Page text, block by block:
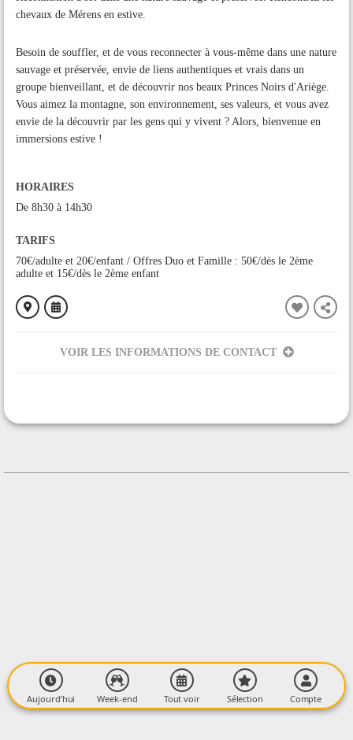
chevaux de Mérens en estive.
Besoin de souffler, et de vous reconnecter à vous-même dans une nature
sauvage et préservée, envie de liens authentiques et vrais dans un
groupe bienveillant, et de découvrir nos beaux Princes Noirs d'Ariège.
Vous aimez la montagne, son environnement, ses valeurs, et vous avez
envie de la découvrir par les gens qui y vivent ? Alors, bienvenue en
immersions estive !
HORAIRES
De 8h30 à 14h30
TARIFS
70€/adulte et 20€/enfant / Offres Duo et Famille : 50€/dès le 2ème
adulte et 15€/dès le 2ème enfant
VOIR LES INFORMATIONS DE CONTACT
CONTACT
Contacter l'organisateur
Aujourd’hui Week-end Tout voir Sélection Compte